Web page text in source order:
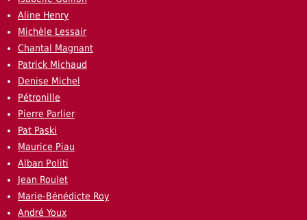
Aline Henry
Michèle Lessair
Chantal Magnant
Patrick Michaud
Denise Michel
Pétronille
Pierre Parlier
Pat Paski
Maurice Piau
Alban Politi
Jean Roulet
Marie-Bénédicte Roy
André Youx